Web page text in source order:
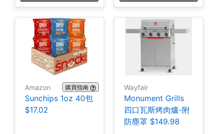
Amazon 購買指南
Sunchips 1oz 40包
$17.02
Wayfair
Monument Grills
四口瓦斯烤肉爐-附
防塵罩 $149.98